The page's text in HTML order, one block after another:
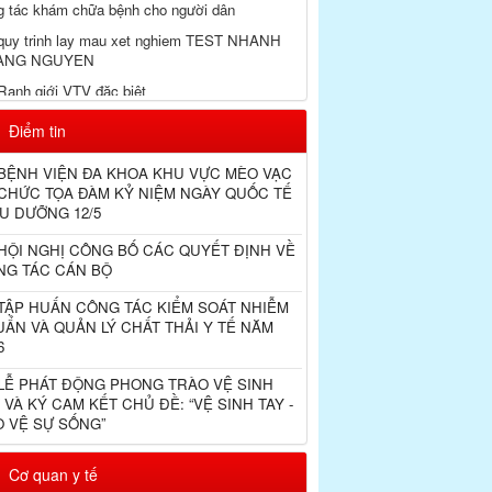
tác khám chữa bệnh cho người dân
trinh lay mau xet nghiem TEST NHANH
NGUYEN
giới VTV đặc biệt
hào và tôn vinh những chiến sỹ áo trắng -
25/9/2021
tốc tiêm vắc xin
viện đa khoa huyện tập huấn kỹ năng
bệnh nhân Covid19
viện hữu nghị Việt Xô trao vật phẩm y tế
chống dịch Covid19 cho Bệnh viện đa khoa
Vạc
dịch Covid-19
cứu hiệu quả thuốc Molnupiravir điều trị
19 tại cộng đồng
Trẻ bất ngờ diễn biến nặng sau khi khỏi
19
địa phương Mèo Vạc Ngày 21 2 2022 Đài
thanh và Truyền hình Hà Giang
Điểm tin
VIỆN ĐA KHOA KHU VỰC MÈO VẠC
TỌA ĐÀM KỶ NIỆM NGÀY QUỐC TẾ
DƯỠNG 12/5
NGHỊ CÔNG BỐ CÁC QUYẾT ĐỊNH VỀ
TÁC CÁN BỘ
HUẤN CÔNG TÁC KIỂM SOÁT NHIỄM
VÀ QUẢN LÝ CHẤT THẢI Y TẾ NĂM
PHÁT ĐỘNG PHONG TRÀO VỆ SINH
VÀ KÝ CAM KẾT CHỦ ĐỀ: “VỆ SINH TAY -
VỆ SỰ SỐNG”
Cơ quan y tế